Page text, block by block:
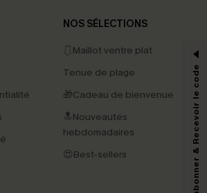
NOS SÉLECTIONS
🩱Maillot ventre plat
Tenue de plage
🎁Cadeau de bienvenue
🔝Nouveautés
hebdomadaires
😍Best-sellers
DE -15%
dès 2 Achetés par E-mail
commande, valable une seule fois.
e-mail, vous acceptez de recevoir des e-mails
du contenu généré par l'IA) de Cupshe et
connaissance de nos
collectées sur notre site ainsi que des
S'abonner & Recevoir le code